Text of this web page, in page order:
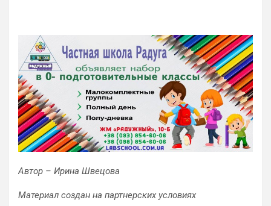
Автор – Ирина Швецова
Материал создан на партнерских условиях